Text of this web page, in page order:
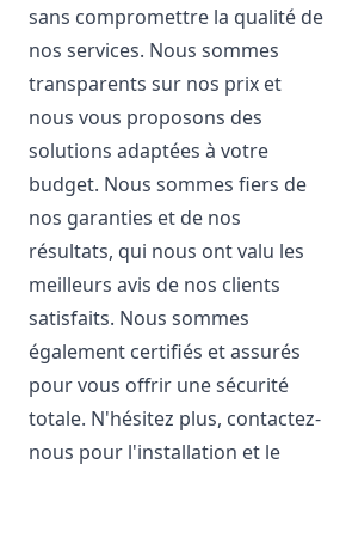
sans compromettre la qualité de
nos services. Nous sommes
transparents sur nos prix et
nous vous proposons des
solutions adaptées à votre
budget. Nous sommes fiers de
nos garanties et de nos
résultats, qui nous ont valu les
meilleurs avis de nos clients
satisfaits. Nous sommes
également certifiés et assurés
pour vous offrir une sécurité
totale. N'hésitez plus, contactez-
nous pour l'installation et le